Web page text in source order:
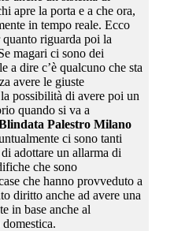
apre la porta e a che ora,
in tempo reale. Ecco
riguarda poi la
magari ci sono dei
a dire c’è qualcuno che sta
avere le giuste
possibilità di avere poi un
quando si va a
Palestro Milano
ci sono tanti
adottare un allarma di
che sono
che hanno provveduto a
diritto anche ad avere una
in base anche al